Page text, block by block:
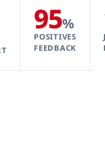
95%
POSITIVES
FEEDBACK